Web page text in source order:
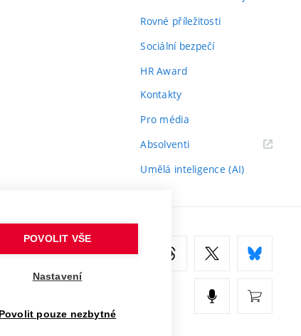
Rovné příležitosti
Sociální bezpečí
HR Award
Kontakty
Pro média
Absolventi(externí
Umělá inteligence (AI)
POVOLIT VŠE
Nastavení
Povolit pouze nezbytné